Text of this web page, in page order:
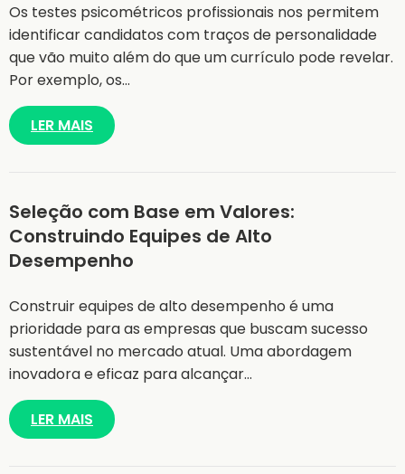
Os testes psicométricos profissionais nos permitem
identificar candidatos com traços de personalidade
que vão muito além do que um currículo pode revelar.
Por exemplo, os…
LER MAIS
Seleção com Base em Valores:
Construindo Equipes de Alto
Desempenho
Construir equipes de alto desempenho é uma
prioridade para as empresas que buscam sucesso
sustentável no mercado atual. Uma abordagem
inovadora e eficaz para alcançar…
LER MAIS